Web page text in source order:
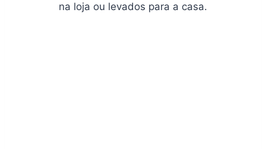
na loja ou levados para a casa.